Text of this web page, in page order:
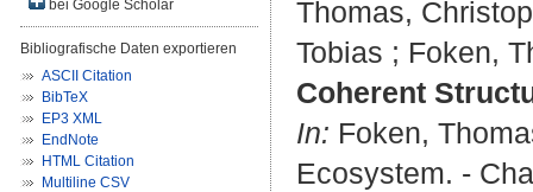
bei Google Scholar
Bibliografische Daten exportieren
ASCII Citation
BibTeX
EP3 XML
EndNote
HTML Citation
Multiline CSV
Thomas,
Tobias ; Foken,
Coherent
In: Foken,
Ecosystem. -